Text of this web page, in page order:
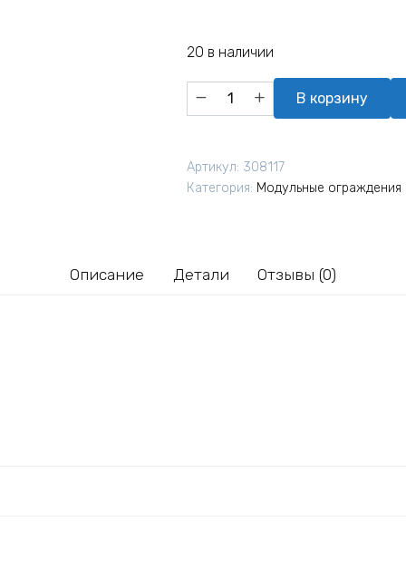
20 в наличии
Количество
товара
на
В корзину
Артикул: 308117
Категория: Модульные ограждения
Описание Детали Отзывы (0)